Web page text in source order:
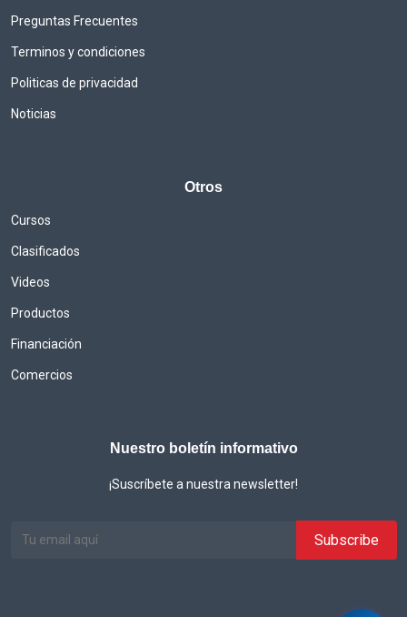
Preguntas Frecuentes
Terminos y condiciones
Politicas de privacidad
Noticias
Otros
Cursos
Clasificados
Videos
Productos
Financiación
Comercios
Nuestro boletín informativo
¡Suscríbete a nuestra newsletter!